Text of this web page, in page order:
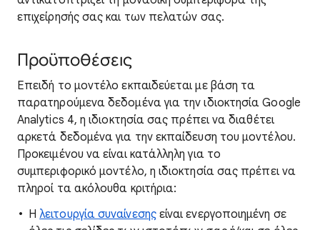
επιχείρησής σας και των πελατών σας.
Προϋποθέσεις
Επειδή το μοντέλο εκπαιδεύεται με βάση τα
παρατηρούμενα δεδομένα για την ιδιοκτησία Google
Analytics 4, η ιδιοκτησία σας πρέπει να διαθέτει
αρκετά δεδομένα για την εκπαίδευση του μοντέλου.
Προκειμένου να είναι κατάλληλη για το
συμπεριφορικό μοντέλο, η ιδιοκτησία σας πρέπει να
πληροί τα ακόλουθα κριτήρια:
Ηλειτουργία συναίνεσηςείναι ενεργοποιημένη σε